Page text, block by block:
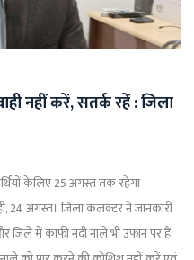
नहीं करें, सतर्क रहें : जिला
केलिए 25 अगस्त तक रहेगा
24 अगस्त। जिला कलक्टर ने जानकारी
जिले में काफी नदी नाले भी उफान पर हैं,